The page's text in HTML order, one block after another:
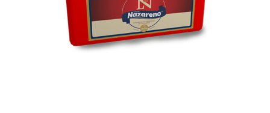
QUEM SOMOS
PRODUTOS
RECEITAS